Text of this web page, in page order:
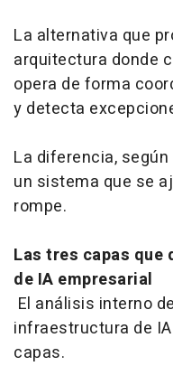
La alternativa que
arquitectura donde
opera de forma
y detecta
La diferencia,
un sistema que se
rompe.
Las tres capas
de IA empresarial
El análisis interno
infraestructura de
capas.